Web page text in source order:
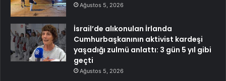
Ağustos 5, 2026
İsrail’de alıkonulan İrlanda
Cumhurbaşkanının aktivist kardeşi
yaşadığı zulmü anlattı: 3 gün 5 yıl gibi
geçti
Ağustos 5, 2026